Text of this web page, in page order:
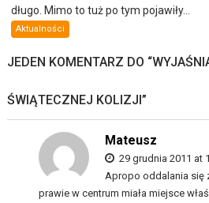
długo. Mimo to tuż po tym pojawiły...
Aktualności
JEDEN KOMENTARZ DO “
ŚWIĄTECZNEJ KOLIZJI”
Mateusz
29 grudnia 2011 at
Apropo oddalania się
prawie w centrum miała miejsce